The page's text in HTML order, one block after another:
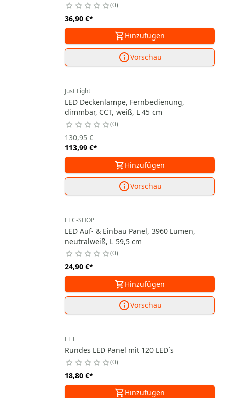
0
36,90 €*
Hinzufügen
Vorschau
Just Light
LED Deckenlampe, Fernbedienung,
dimmbar, CCT, weiß, L 45 cm
0
113,99 €*
130,95 €
Hinzufügen
Vorschau
ETC-SHOP
LED Auf- & Einbau Panel, 3960 Lumen,
neutralweiß, L 59,5 cm
0
24,90 €*
Hinzufügen
Vorschau
ETT
Rundes LED Panel mit 120 LED´s
0
18,80 €*
Hinzufügen